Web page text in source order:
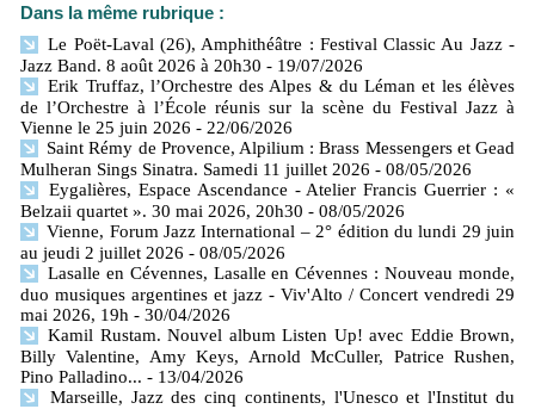
Dans la même rubrique :
Le Poët-Laval (26), Amphithéâtre : Festival Classic Au Jazz -
Jazz Band. 8 août 2026 à 20h30 - 19/07/2026
Erik Truffaz, l’Orchestre des Alpes & du Léman et les élèves
de l’Orchestre à l’École réunis sur la scène du Festival Jazz à
Vienne le 25 juin 2026 - 22/06/2026
Saint Rémy de Provence, Alpilium : Brass Messengers et Gead
Mulheran Sings Sinatra. Samedi 11 juillet 2026 - 08/05/2026
Eygalières, Espace Ascendance - Atelier Francis Guerrier : «
Belzaii quartet ». 30 mai 2026, 20h30 - 08/05/2026
Vienne, Forum Jazz International – 2° édition du lundi 29 juin
au jeudi 2 juillet 2026 - 08/05/2026
Lasalle en Cévennes, Lasalle en Cévennes : Nouveau monde,
duo musiques argentines et jazz - Viv'Alto / Concert vendredi 29
mai 2026, 19h - 30/04/2026
Kamil Rustam. Nouvel album Listen Up! avec Eddie Brown,
Billy Valentine, Amy Keys, Arnold McCuller, Patrice Rushen,
Pino Palladino... - 13/04/2026
Marseille, Jazz des cinq continents, l'Unesco et l'Institut du